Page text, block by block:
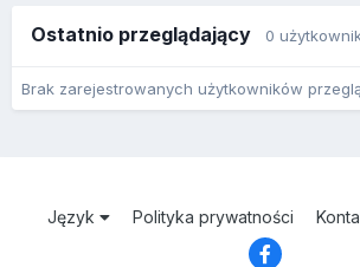
Ostatnio przeglądający 0
Brak zarejestrowanych użytkowników
Język Polityka prywatności